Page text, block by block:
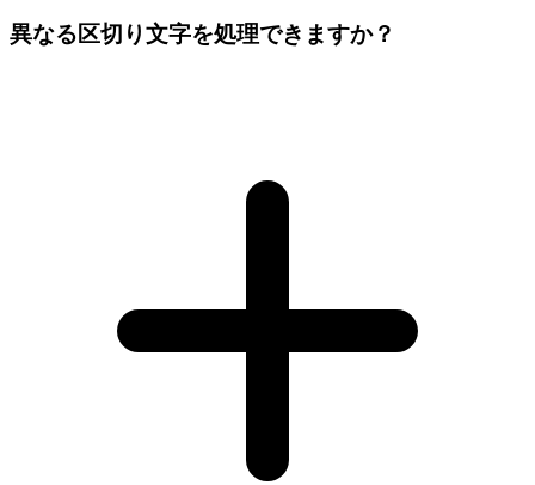
異なる区切り文字を処理できますか？